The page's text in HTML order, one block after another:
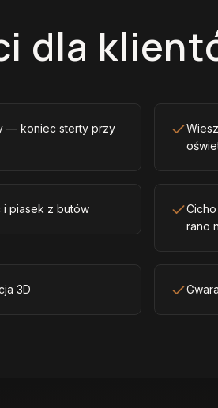
dla
— koniec sterty przy
i piasek z butów
rano
3D